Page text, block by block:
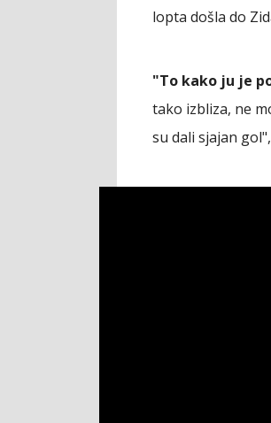
lopta došla do
"To kako ju je
tako izbliza, ne
su dali sjajan